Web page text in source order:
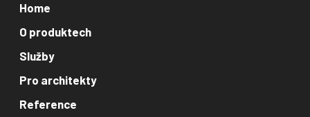
Home
O produktech
Služby
Pro architekty
Reference